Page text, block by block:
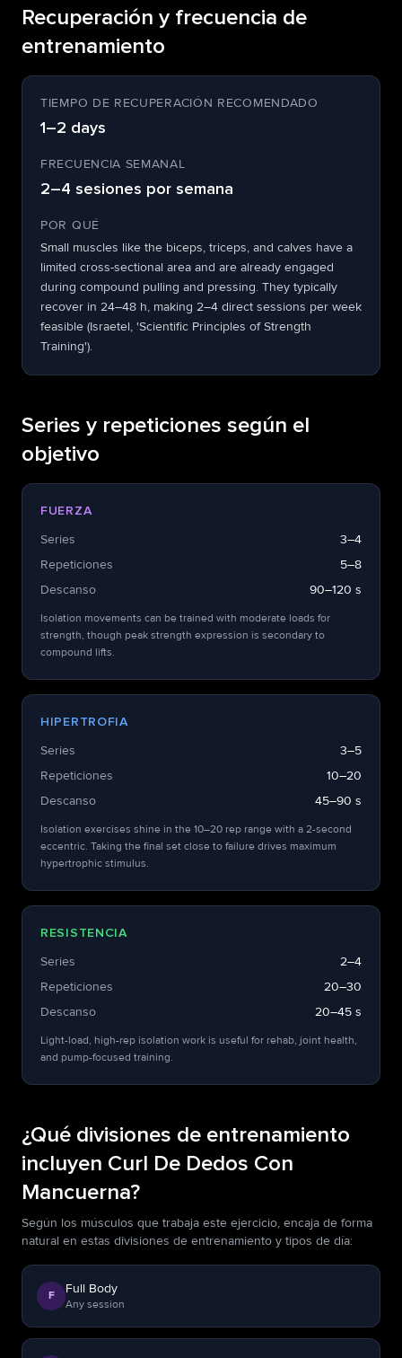
Recuperación y frecuencia de
entrenamiento
TIEMPO DE RECUPERACIÓN RECOMENDADO
1–2 days
FRECUENCIA SEMANAL
2–4 sesiones por semana
POR QUÉ
Small muscles like the biceps, triceps, and calves have a
limited cross-sectional area and are already engaged
during compound pulling and pressing. They typically
recover in 24–48 h, making 2–4 direct sessions per week
feasible (Israetel, 'Scientific Principles of Strength
Training').
Series y repeticiones según el
objetivo
FUERZA
Series
3–4
Repeticiones
5–8
Descanso
90–120 s
Isolation movements can be trained with moderate loads for
strength, though peak strength expression is secondary to
compound lifts.
HIPERTROFIA
Series
3–5
Repeticiones
10–20
Descanso
45–90 s
Isolation exercises shine in the 10–20 rep range with a 2-second
eccentric. Taking the final set close to failure drives maximum
hypertrophic stimulus.
RESISTENCIA
Series
2–4
Repeticiones
20–30
Descanso
20–45 s
Light-load, high-rep isolation work is useful for rehab, joint health,
and pump-focused training.
¿Qué divisiones de entrenamiento
incluyen Curl De Dedos Con
Mancuerna?
Según los músculos que trabaja este ejercicio, encaja de forma
natural en estas divisiones de entrenamiento y tipos de día:
F Full Body
Any session